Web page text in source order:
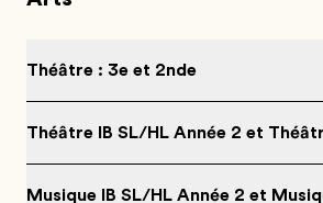
Théâtre : 3e et 2nde
Théâtre IB SL/HL Année 2 et
Musique IB SL/HL Année 2 et